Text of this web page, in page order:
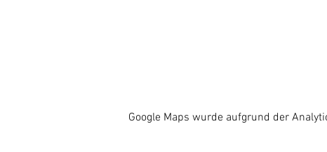
Google Maps wurde aufgrund der